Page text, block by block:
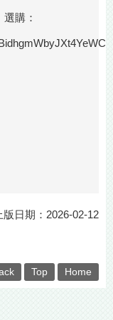
購：
版日期：2026-02-12
Top Home